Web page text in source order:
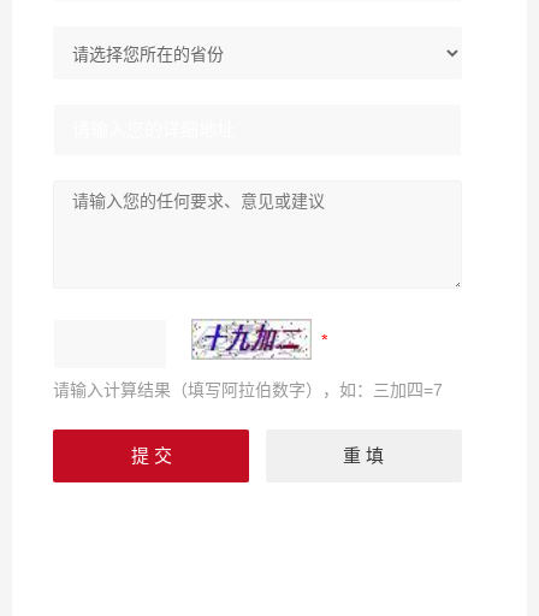
请输入计算结果（填写阿拉伯数字），如：三加四=7